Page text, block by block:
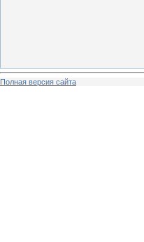
Полная версия сайта